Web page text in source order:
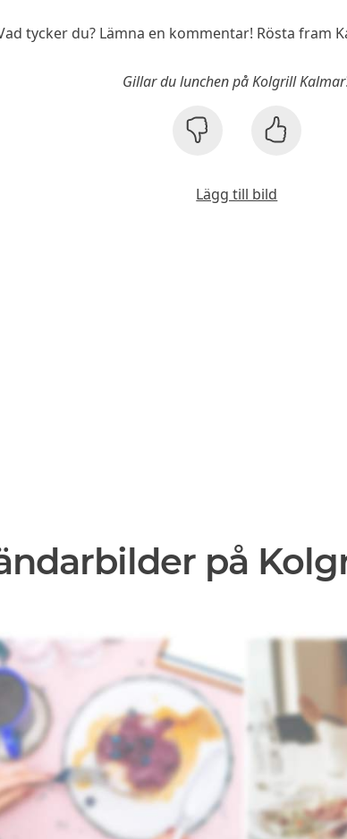
tycker du? Lämna en kommentar! Rösta fram
Gillar du lunchen på Kolgrill
Lägg till bild
på